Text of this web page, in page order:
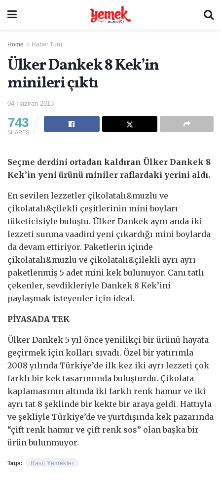
Home Haber Turu
Ülker Dankek 8 Kek’in
minileri çıktı
04 Haziran 2013
743
SHARES
Seçme derdini ortadan kaldıran Ülker Dankek 8
Kek’in yeni ürünü miniler raflardaki yerini aldı.
En sevilen lezzetler çikolatalı&muzlu ve
çikolatalı&çilekli çeşitlerinin mini boyları
tüketicisiyle buluştu. Ülker Dankek aynı anda iki
lezzeti sunma vaadini yeni çıkardığı mini boylarda
da devam ettiriyor. Paketlerin içinde
çikolatalı&muzlu ve çikolatalı&çilekli ayrı ayrı
paketlenmiş 5 adet mini kek bulunuyor. Canı tatlı
çekenler, sevdikleriyle Dankek 8 Kek’ini
paylaşmak isteyenler için ideal.
PİYASADA TEK
Ülker Dankek 5 yıl önce yenilikçi bir ürünü hayata
geçirmek için kolları sıvadı. Özel bir yatırımla
2008 yılında Türkiye’de ilk kez iki ayrı lezzeti çok
farklı bir kek tasarımında buluşturdu. Çikolata
kaplamasının altında iki farklı renk hamur ve iki
ayrı tat 8 şeklinde bir kekte bir araya geldi. Hattıyla
ve şekliyle Türkiye’de ve yurtdışında kek pazarında
“çift renk hamur ve çift renk sos” olan başka bir
ürün bulunmuyor.
Tags: Basit Yemekler